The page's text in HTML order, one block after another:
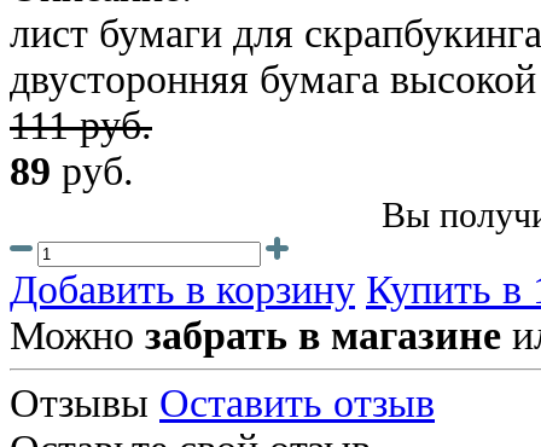
лист бумаги для
двусторонняя бумага
111 руб.
89 руб.
Вы
Добавить в корзину Купить в
Можно забрать в магазине
Отзывы Оставить отзыв